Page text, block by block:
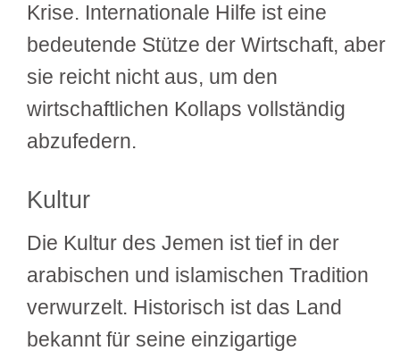
Krise. Internationale Hilfe ist eine
bedeutende Stütze der Wirtschaft, aber
sie reicht nicht aus, um den
wirtschaftlichen Kollaps vollständig
abzufedern.
Kultur
Die Kultur des Jemen ist tief in der
arabischen und islamischen Tradition
verwurzelt. Historisch ist das Land
bekannt für seine einzigartige